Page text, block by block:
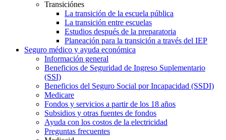
Transiciónes
La transición de la escuela pública
La transición entre escuelas
Estudios después de la preparatoria
Planeación para la transición a través del IEP
Seguro médico y ayuda económica
Información general
Beneficios de Seguridad de Ingreso Suplementario
(SSI)
Beneficios del Seguro Social por Incapacidad (SSDI)
Medicare
Fondos y servicios a partir de los 18 años
Subsidios y otras fuentes de fondos
Ayuda con los costos de la electricidad
Preguntas frecuentes